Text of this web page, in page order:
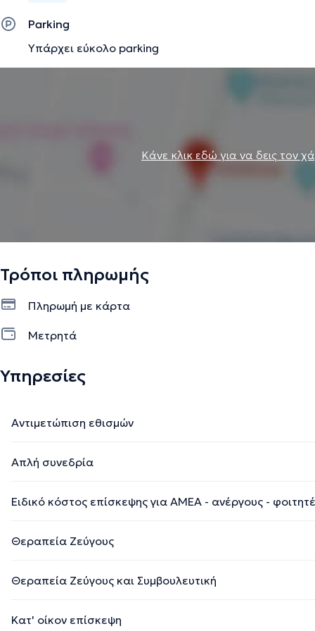
Parking
Υπάρχει εύκολο parking
Κάνε κλικ εδώ για να δεις τον
Τρόποι πληρωμής
Πληρωμή με κάρτα
Μετρητά
Υπηρεσίες
Αντιμετώπιση εθισμών
Απλή συνεδρία
Ειδικό κόστος επίσκεψης για ΑΜΕΑ - ανέργους -
Θεραπεία Ζεύγους
Θεραπεία Ζεύγους και Συμβουλευτική
Κατ' οίκον επίσκεψη